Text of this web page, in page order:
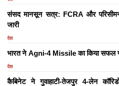
संसद मानसून सत्र: FCRA और परिसीमन
जारी
देश
भारत ने Agni-4 Missile का किया सफल
देश
कैबिनेट ने गुवाहाटी-तेजपुर 4-लेन